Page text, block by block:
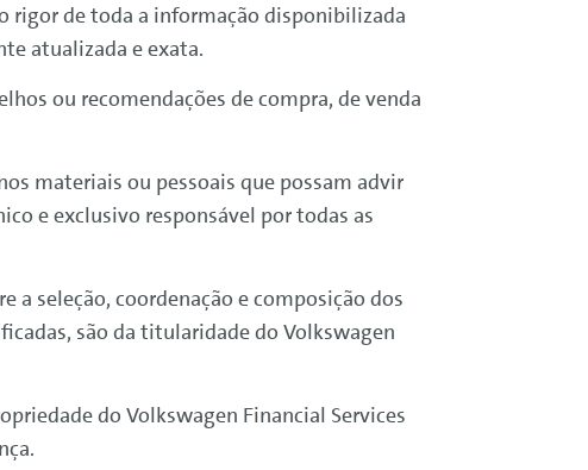
rigor de toda a informação disponibilizada
atualizada e exata.
ou recomendações de compra, de venda
materiais ou pessoais que possam advir
e exclusivo responsável por todas as
seleção, coordenação e composição dos
são da titularidade do Volkswagen
do Volkswagen Financial Services